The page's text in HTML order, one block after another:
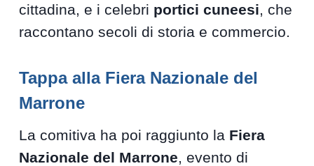
cittadina, e i celebri portici cuneesi, che
raccontano secoli di storia e commercio.
Tappa alla Fiera Nazionale del
Marrone
La comitiva ha poi raggiunto la Fiera
Nazionale del Marrone, evento di